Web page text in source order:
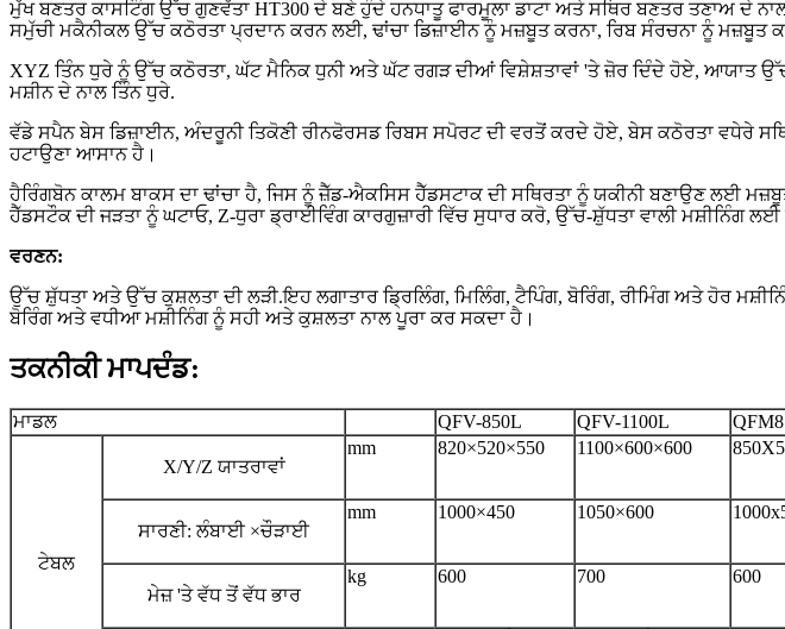
ਮੁੱਖ ਬਣਤਰ ਕਾਸਟਿੰਗ ਉੱਚ ਗੁਣਵੱਤਾ HT300 ਦੇ ਬਣੇ ਹੁੰਦੇ ਹਨਧਾਤੂ ਫਾਰਮੂਲਾ ਡਾਟਾ ਅਤੇ ਸਥਿਰ ਬਣਤਰ ਤਣਾਅ ਦੇ
ਸਮੁੱਚੀ ਮਕੈਨੀਕਲ ਉੱਚ ਕਠੋਰਤਾ ਪ੍ਰਦਾਨ ਕਰਨ ਲਈ, ਢਾਂਚਾ ਡਿਜ਼ਾਈਨ ਨੂੰ ਮਜ਼ਬੂਤ ​​​​ਕਰਨਾ, ਰਿਬ ਸੰਰਚਨਾ ਨੂੰ ਮਜ਼ਬੂਤ
XYZ ਤਿੰਨ ਧੁਰੇ ਨੂੰ ਉੱਚ ਕਠੋਰਤਾ, ਘੱਟ ਮੈਨਿਕ ਧੁਨੀ ਅਤੇ ਘੱਟ ਰਗੜ ਦੀਆਂ ਵਿਸ਼ੇਸ਼ਤਾਵਾਂ 'ਤੇ ਜ਼ੋਰ ਦਿੰਦੇ ਹੋਏ,
ਮਸ਼ੀਨ ਦੇ ਨਾਲ ਤਿੰਨ ਧੁਰੇ.
ਵੱਡੇ ਸਪੈਨ ਬੇਸ ਡਿਜ਼ਾਈਨ, ਅੰਦਰੂਨੀ ਤਿਕੋਣੀ ਰੀਨਫੋਰਸਡ ਰਿਬਸ ਸਪੋਰਟ ਦੀ ਵਰਤੋਂ ਕਰਦੇ ਹੋਏ, ਬੇਸ ਕਠੋਰਤਾ ਵਧੇਰੇ
ਹਟਾਉਣਾ ਆਸਾਨ ਹੈ।
ਹੈਰਿੰਗਬੋਨ ਕਾਲਮ ਬਾਕਸ ਦਾ ਢਾਂਚਾ ਹੈ, ਜਿਸ ਨੂੰ ਜ਼ੈੱਡ-ਐਕਸਿਸ ਹੈੱਡਸਟਾਕ ਦੀ ਸਥਿਰਤਾ ਨੂੰ ਯਕੀਨੀ ਬਣਾਉਣ ਲਈ
ਹੈੱਡਸਟੌਕ ਦੀ ਜੜਤਾ ਨੂੰ ਘਟਾਓ, Z-ਧੁਰਾ ਡ੍ਰਾਈਵਿੰਗ ਕਾਰਗੁਜ਼ਾਰੀ ਵਿੱਚ ਸੁਧਾਰ ਕਰੋ, ਉੱਚ-ਸ਼ੁੱਧਤਾ ਵਾਲੀ ਮਸ਼ੀਨਿੰਗ ਲਈ
ਵਰਣਨ:
ਉੱਚ ਸ਼ੁੱਧਤਾ ਅਤੇ ਉੱਚ ਕੁਸ਼ਲਤਾ ਦੀ ਲੜੀ.ਇਹ ਲਗਾਤਾਰ ਡ੍ਰਿਲਿੰਗ, ਮਿਲਿੰਗ, ਟੈਪਿੰਗ, ਬੋਰਿੰਗ, ਰੀਮਿੰਗ ਅਤੇ ਹੋਰ
ਬੋਰਿੰਗ ਅਤੇ ਵਧੀਆ ਮਸ਼ੀਨਿੰਗ ਨੂੰ ਸਹੀ ਅਤੇ ਕੁਸ਼ਲਤਾ ਨਾਲ ਪੂਰਾ ਕਰ ਸਕਦਾ ਹੈ।
ਤਕਨੀਕੀ ਮਾਪਦੰਡ:
ਮਾਡਲ QFV-850L QFV-1100L
ਟੇਬਲ
X/Y/Z ਯਾਤਰਾਵਾਂ
mm 820×520×550 1100×600×600
ਸਾਰਣੀ: ਲੰਬਾਈ ×ਚੌੜਾਈ
mm 1000×450 1050×600
ਮੇਜ਼ 'ਤੇ ਵੱਧ ਤੋਂ ਵੱਧ ਭਾਰ
kg 600 700 600